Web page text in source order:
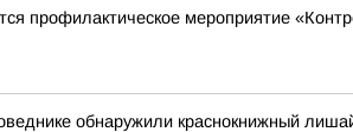
профилактическое мероприятие
обнаружили краснокнижный